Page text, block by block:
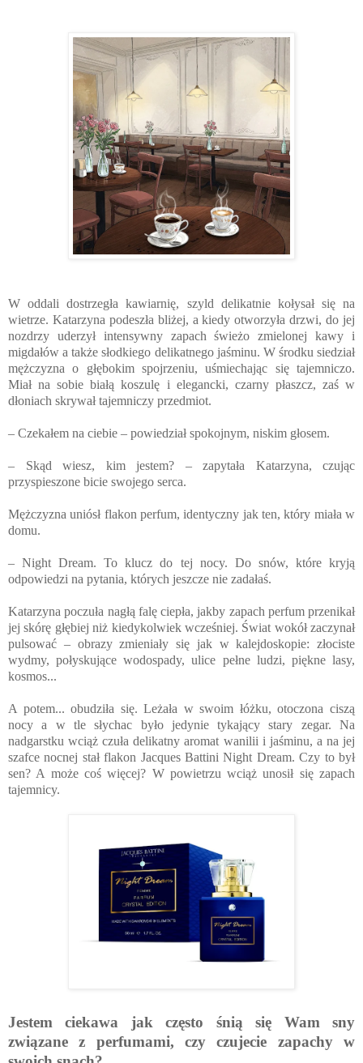
W oddali dostrzegła kawiarnię, szyld delikatnie kołysał się na
wietrze. Katarzyna podeszła bliżej, a kiedy otworzyła drzwi, do jej
nozdrzy uderzył intensywny zapach świeżo zmielonej kawy i
migdałów a także słodkiego delikatnego jaśminu. W środku siedział
mężczyzna o głębokim spojrzeniu, uśmiechając się tajemniczo.
Miał na sobie białą koszulę i elegancki, czarny płaszcz, zaś w
dłoniach skrywał tajemniczy przedmiot.
– Czekałem na ciebie – powiedział spokojnym, niskim głosem.
– Skąd wiesz, kim jestem? – zapytała Katarzyna, czując
przyspieszone bicie swojego serca.
Mężczyzna uniósł flakon perfum, identyczny jak ten, który miała w
domu.
– Night Dream. To klucz do tej nocy. Do snów, które kryją
odpowiedzi na pytania, których jeszcze nie zadałaś.
Katarzyna poczuła nagłą falę ciepła, jakby zapach perfum przenikał
jej skórę głębiej niż kiedykolwiek wcześniej. Świat wokół zaczynał
pulsować – obrazy zmieniały się jak w kalejdoskopie: złociste
wydmy, połyskujące wodospady, ulice pełne ludzi, piękne lasy,
kosmos...
A potem... obudziła się. Leżała w swoim łóżku, otoczona ciszą
nocy a w tle słychac było jedynie tykający stary zegar. Na
nadgarstku wciąż czuła delikatny aromat wanilii i jaśminu, a na jej
szafce nocnej stał flakon Jacques Battini Night Dream. Czy to był
sen? A może coś więcej? W powietrzu wciąż unosił się zapach
tajemnicy.
Jestem ciekawa jak często śnią się Wam sny
związane z perfumami, czy czujecie zapachy w